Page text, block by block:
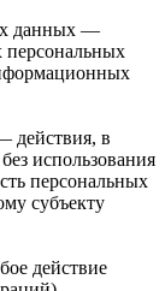
данных —
персональных
действия, в
использования
персональных
субъекту
действие